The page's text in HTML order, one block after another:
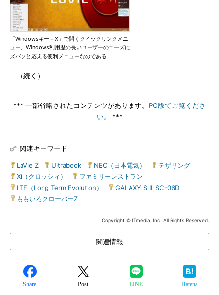
「Windowsキー＋X」で開くクイックリンクメニ
ュー。Windows利用歴の長いユーザーのニーズに
ズバッと応える便利メニューなのである
（続く）
*** 一部省略されたコンテンツがあります。 PC版でご覧くださ
い。
***
関連キーワード
LaVie Z Ultrabook NEC（日本電気） テザリング
Xi（クロッシィ）
ファミリーレストラン
LTE（Long Term Evolution）
GALAXY S III SC-06D
ももいろクローバーZ
Copyright © ITmedia, Inc. All Rights Reserved.
関連情報
Share Post LINE Hatena